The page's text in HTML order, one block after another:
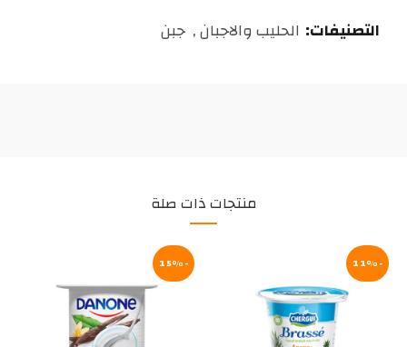
درهم
التصنيفات: الحليب والاجبان, جبن
منتجات ذات صلة
-11%
-15%